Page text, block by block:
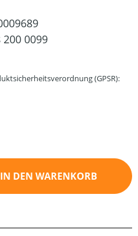
200 0099
(GPSR):
den gewünschten
IN DEN WARENKORB